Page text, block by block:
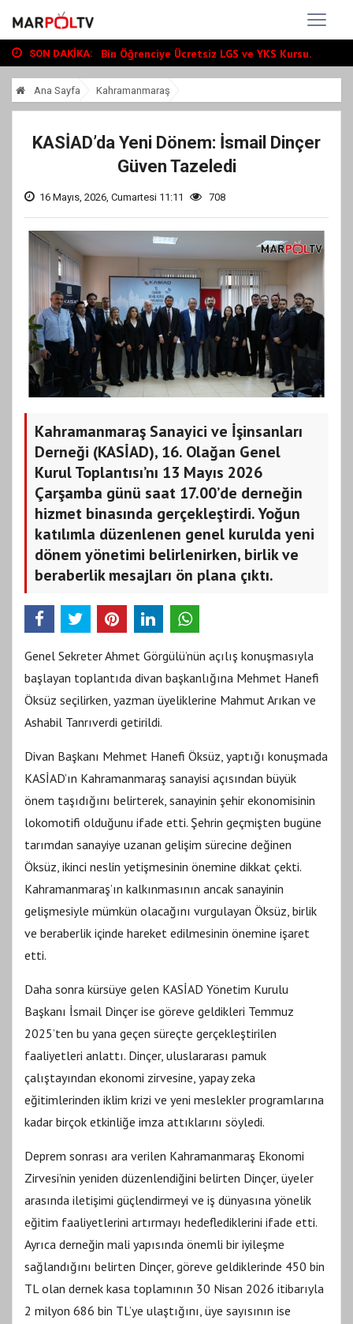
SON DAKIKA:
Bin Öğrenciye Ücretsiz LGS ve YKS Kursu...
“Tour Of Kahramanmaraş” Uluslararası Yol...
Ana Sayfa Kahramanmaraş
KASİAD’da Yeni Dönem: İsmail Dinçer
Güven Tazeledi
16 Mayıs, 2026, Cumartesi 11:11 708
Kahramanmaraş Sanayici ve İşinsanları
Derneği (KASİAD), 16. Olağan Genel
Kurul Toplantısı’nı 13 Mayıs 2026
Çarşamba günü saat 17.00’de derneğin
hizmet binasında gerçekleştirdi. Yoğun
katılımla düzenlenen genel kurulda yeni
dönem yönetimi belirlenirken, birlik ve
beraberlik mesajları ön plana çıktı.
Genel Sekreter Ahmet Görgülü’nün açılış konuşmasıyla
başlayan toplantıda divan başkanlığına Mehmet Hanefi
Öksüz seçilirken, yazman üyeliklerine Mahmut Arıkan ve
Ashabil Tanrıverdi getirildi.
Divan Başkanı Mehmet Hanefi Öksüz, yaptığı konuşmada
KASİAD’ın Kahramanmaraş sanayisi açısından büyük
önem taşıdığını belirterek, sanayinin şehir ekonomisinin
lokomotifi olduğunu ifade etti. Şehrin geçmişten bugüne
tarımdan sanayiye uzanan gelişim sürecine değinen
Öksüz, ikinci neslin yetişmesinin önemine dikkat çekti.
Kahramanmaraş’ın kalkınmasının ancak sanayinin
gelişmesiyle mümkün olacağını vurgulayan Öksüz, birlik
ve beraberlik içinde hareket edilmesinin önemine işaret
etti.
Daha sonra kürsüye gelen KASİAD Yönetim Kurulu
Başkanı İsmail Dinçer ise göreve geldikleri Temmuz
2025’ten bu yana geçen süreçte gerçekleştirilen
faaliyetleri anlattı. Dinçer, uluslararası pamuk
çalıştayından ekonomi zirvesine, yapay zeka
eğitimlerinden iklim krizi ve yeni meslekler programlarına
kadar birçok etkinliğe imza attıklarını söyledi.
Deprem sonrası ara verilen Kahramanmaraş Ekonomi
Zirvesi’nin yeniden düzenlendiğini belirten Dinçer, üyeler
arasında iletişimi güçlendirmeyi ve iş dünyasına yönelik
eğitim faaliyetlerini artırmayı hedeflediklerini ifade etti.
Ayrıca derneğin mali yapısında önemli bir iyileşme
sağlandığını belirten Dinçer, göreve geldiklerinde 450 bin
TL olan dernek kasa toplamının 30 Nisan 2026 itibarıyla
2 milyon 686 bin TL’ye ulaştığını, üye sayısının ise